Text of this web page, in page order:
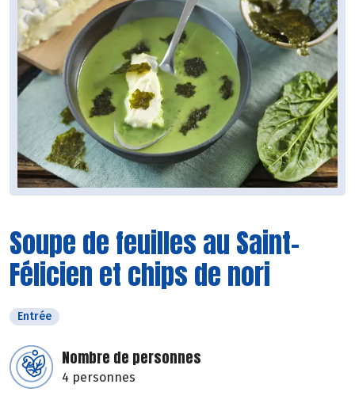
Soupe de feuilles au Saint-
Félicien et chips de nori
Entrée
Nombre de personnes
4 personnes